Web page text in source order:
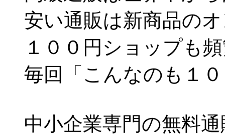
安い通販は新商品の
１００円ショップも
毎回「こんなのも１
中小企業専門の無料